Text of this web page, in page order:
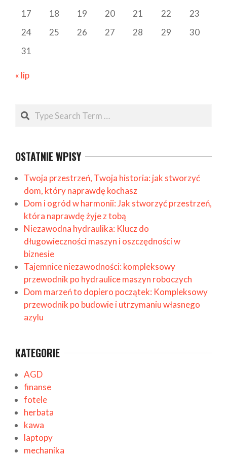
17
18 19 20 21 22
23
24
25 26 27 28 29
30
31
« lip
Search
OSTATNIE WPISY
Twoja przestrzeń, Twoja historia: jak stworzyć
dom, który naprawdę kochasz
Dom i ogród w harmonii: Jak stworzyć przestrzeń,
która naprawdę żyje z tobą
Niezawodna hydraulika: Klucz do
długowieczności maszyn i oszczędności w
biznesie
Tajemnice niezawodności: kompleksowy
przewodnik po hydraulice maszyn roboczych
Dom marzeń to dopiero początek: Kompleksowy
przewodnik po budowie i utrzymaniu własnego
azylu
KATEGORIE
AGD
finanse
fotele
herbata
kawa
laptopy
mechanika